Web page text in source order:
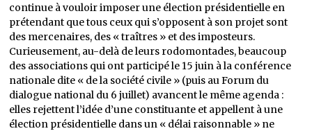
continue à vouloir imposer une élection présidentielle en
prétendant que tous ceux qui s’opposent à son projet sont
des mercenaires, des « traîtres » et des imposteurs.
Curieusement, au-delà de leurs rodomontades, beaucoup
des associations qui ont participé le 15 juin à la conférence
nationale dite « de la société civile » (puis au Forum du
dialogue national du 6 juillet) avancent le même agenda :
elles rejettent l’idée d’une constituante et appellent à une
élection présidentielle dans un « délai raisonnable » ne